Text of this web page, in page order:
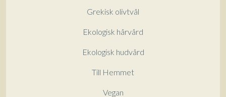
Grekisk olivtvål
Ekologisk hårvård
Ekologisk hudvård
Till Hemmet
Vegan